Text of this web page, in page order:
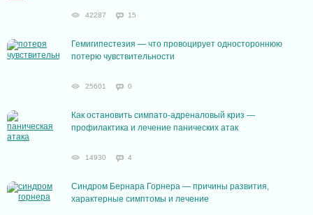
42287 15
Гемигипестезия — что провоцирует одностороннюю
потерю чувствительности
25601 0
Как остановить симпато-адреналовый криз —
профилактика и лечение панических атак
14930 4
Cиндром Бернара Горнера — причины развития,
характерные симптомы и лечение